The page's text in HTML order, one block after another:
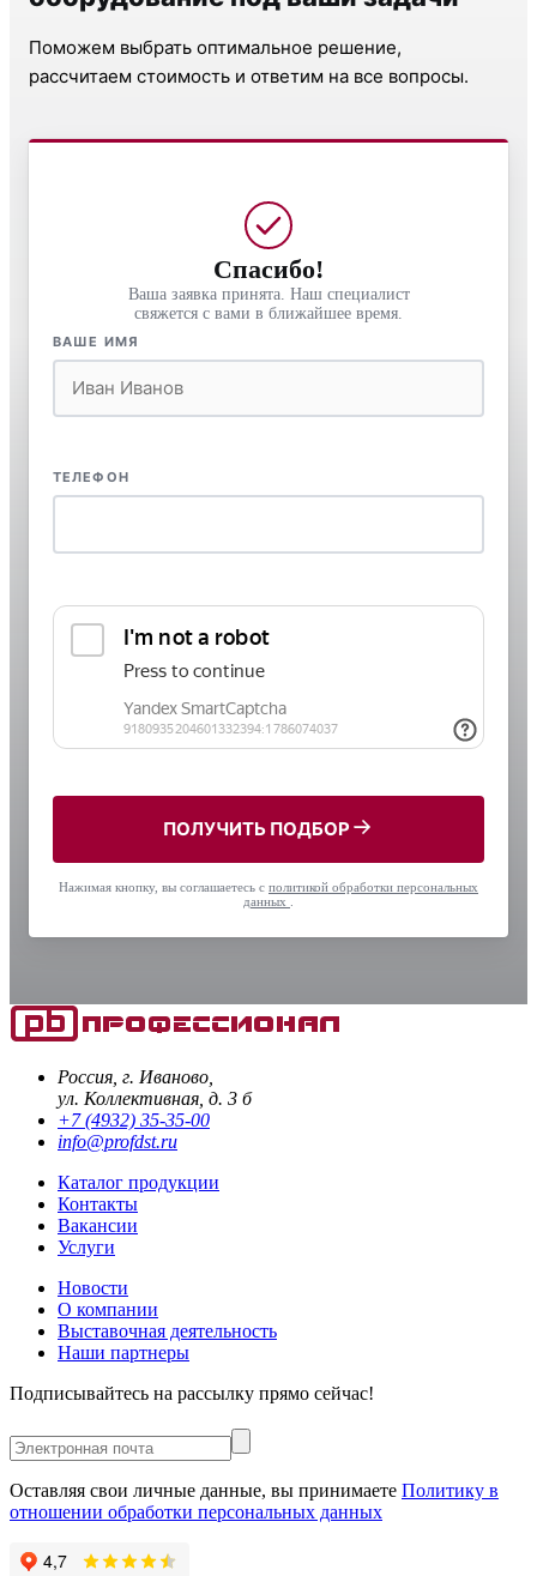
Поможем выбрать оптимальное решение,
рассчитаем стоимость и ответим на все вопросы.
Спасибо!
Ваша заявка принята. Наш специалист
свяжется с вами в ближайшее время.
ВАШЕ ИМЯ
ТЕЛЕФОН
ПОЛУЧИТЬ ПОДБОР
Нажимая кнопку, вы соглашаетесь с политикой обработки персональных
данных
Россия, г. Иваново,
ул. Коллективная, д. 3 б
+7 (4932) 35-35-00
info@profdst.ru
Каталог продукции
Контакты
Вакансии
Услуги
Новости
О компании
Выставочная деятельность
Наши партнеры
Подписывайтесь на рассылку прямо сейчас!
Оставляя свои личные данные, вы принимаете Политику в
отношении обработки персональных данных